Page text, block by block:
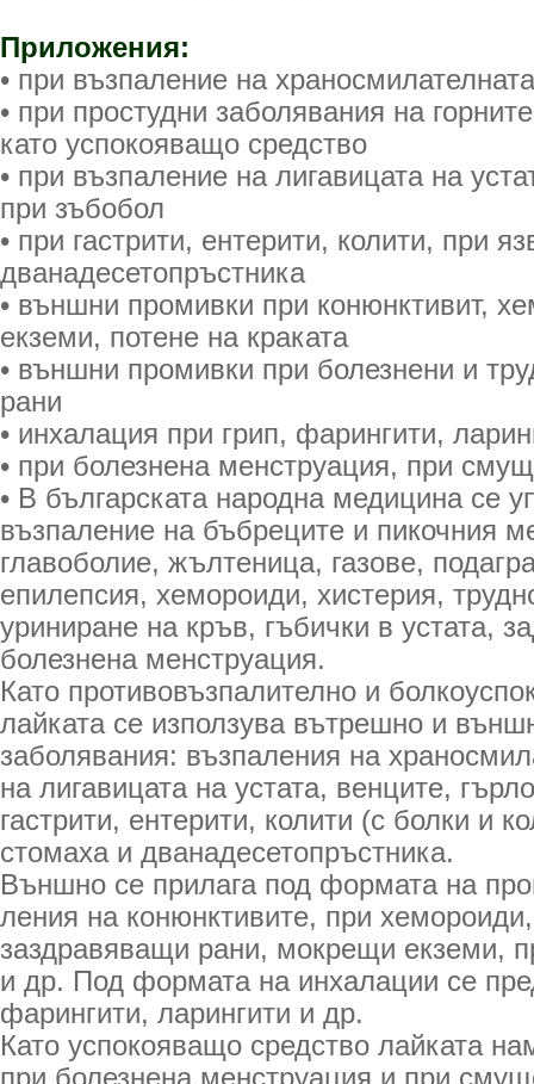
Приложения:
• при възпаление на
• при простудни заболявания на
като успокояващо средство
• при възпаление на лигавицата на
при зъбобол
• при гастрити, ентерити, колити, при
дванадесетопръстника
• външни промивки при конюнктивит,
екземи, потене на краката
• външни промивки при болезнени и
рани
• инхалация при грип, фарингити,
• при болезнена менструация, при
• В българската народна медицина се
възпаление на бъбреците и пикочния
главоболие, жълтеница, газове,
епилепсия, хемороиди, хистерия,
уриниране на кръв, гъбички в устата,
болезнена менструация.
Като противовъзпалително и
лайката се използува вътрешно и
заболявания: възпаления на
на лигавицата на устата, венците,
гастрити, ентерити, колити (с болки и
стомаха и дванадесетопръстника.
Външно се прилага под формата на
ления на конюнктивите, при
заздравяващи рани, мокрещи екземи,
и др. Под формата на инхалации се
фарингити, ларингити и др.
Като успокояващо средство лайката